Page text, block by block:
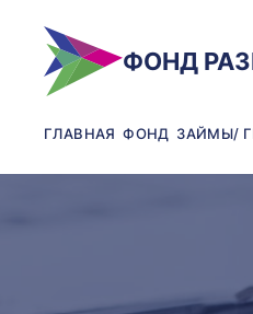
ФОНД
ГЛАВНАЯ ФОНД ЗАЙМЫ/